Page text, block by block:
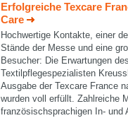
Erfolgreiche Texcare
Care
Hochwertige Kontakte, einer
Stände der Messe und eine
Besucher: Die Erwartungen
Textilpflegespezialisten
Ausgabe der Texcare France
wurden voll erfüllt. Zahlreiche
französischsprachigen In- und